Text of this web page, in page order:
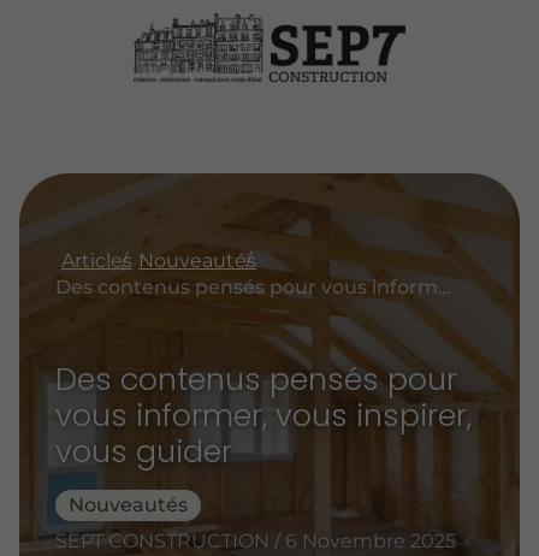
Articles Nouveautés
Des contenus pensés pour vous informer, vous inspirer, vous guider
Des contenus pensés pour
vous informer, vous inspirer,
vous guider
Nouveautés
SEPT CONSTRUCTION / 6 Novembre 2025